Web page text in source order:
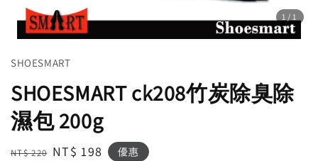
1 /1
SHOESMART
SHOESMART ck208竹炭除臭除
濕包 200g
Regular
NT$ 220 Sale
NT$ 198 優惠